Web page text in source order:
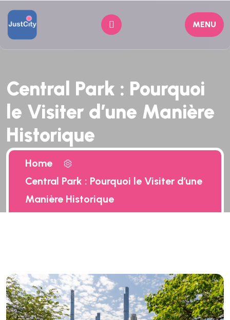
MENU
Central Park : Pourquoi
le Visiter d’une Manière
Historique
Home
Central Park : Pourquoi le Visiter d’une
Manière Historique